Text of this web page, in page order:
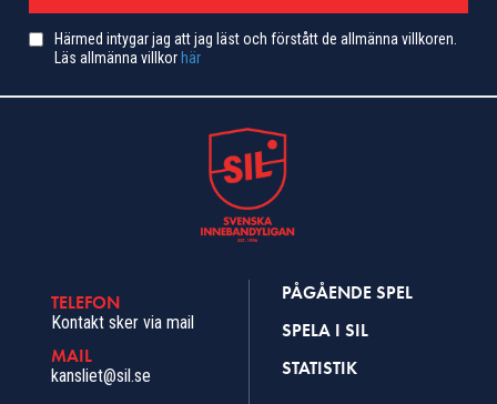
Härmed intygar jag att jag läst och förstått de allmänna villkoren.
Läs allmänna villkor här
TELEFON
Kontakt sker via mail
MAIL
kansliet@sil.se
PÅGÅENDE SPEL
SPELA I SIL
STATISTIK